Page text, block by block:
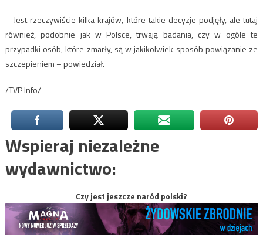
– Jest rzeczywiście kilka krajów, które takie decyzje podjęły, ale tutaj
również, podobnie jak w Polsce, trwają badania, czy w ogóle te
przypadki osób, które zmarły, są w jakikolwiek sposób powiązanie ze
szczepieniem – powiedział.
/TVP Info/
Wspieraj niezależne
wydawnictwo:
Czy jest jeszcze naród polski?